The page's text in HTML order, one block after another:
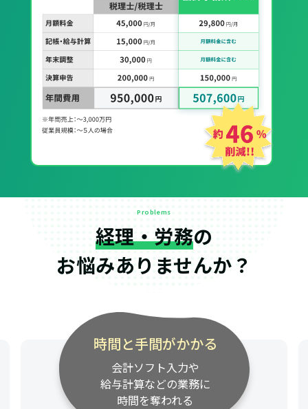
Problems
経理・労務の
お悩みありませんか？
時間と手間がかかる
会計ソフト入力や
給与計算などの業務に
時間を奪われる